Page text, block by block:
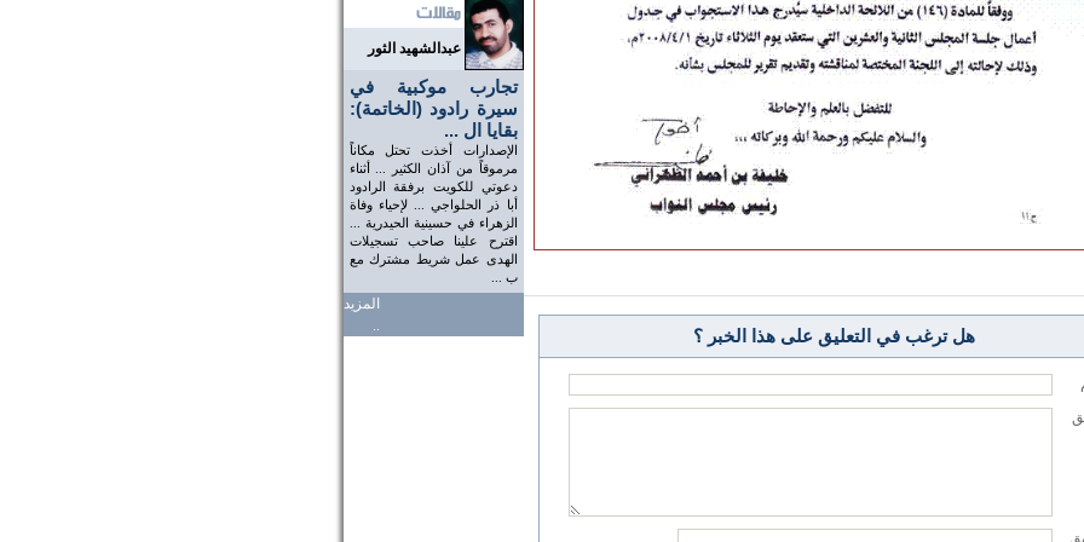
عبدالشهيد الثور
تجارب موكبية في
سيرة رادود (الخاتمة):
بقايا ال ...
الإصدارات أخذت تحتل مكاناً
مرموقاً من آذان الكثير ... أثناء
دعوتي للكويت برفقة الرادود
أبا ذر الحلواجي ... لإحياء وفاة
الزهراء في حسينية الحيدرية ...
اقترح علينا صاحب تسجيلات
الهدى عمل شريط مشترك مع
ب ...
المزيد
..
هل ترغب في التعليق على هذا الخبر ؟